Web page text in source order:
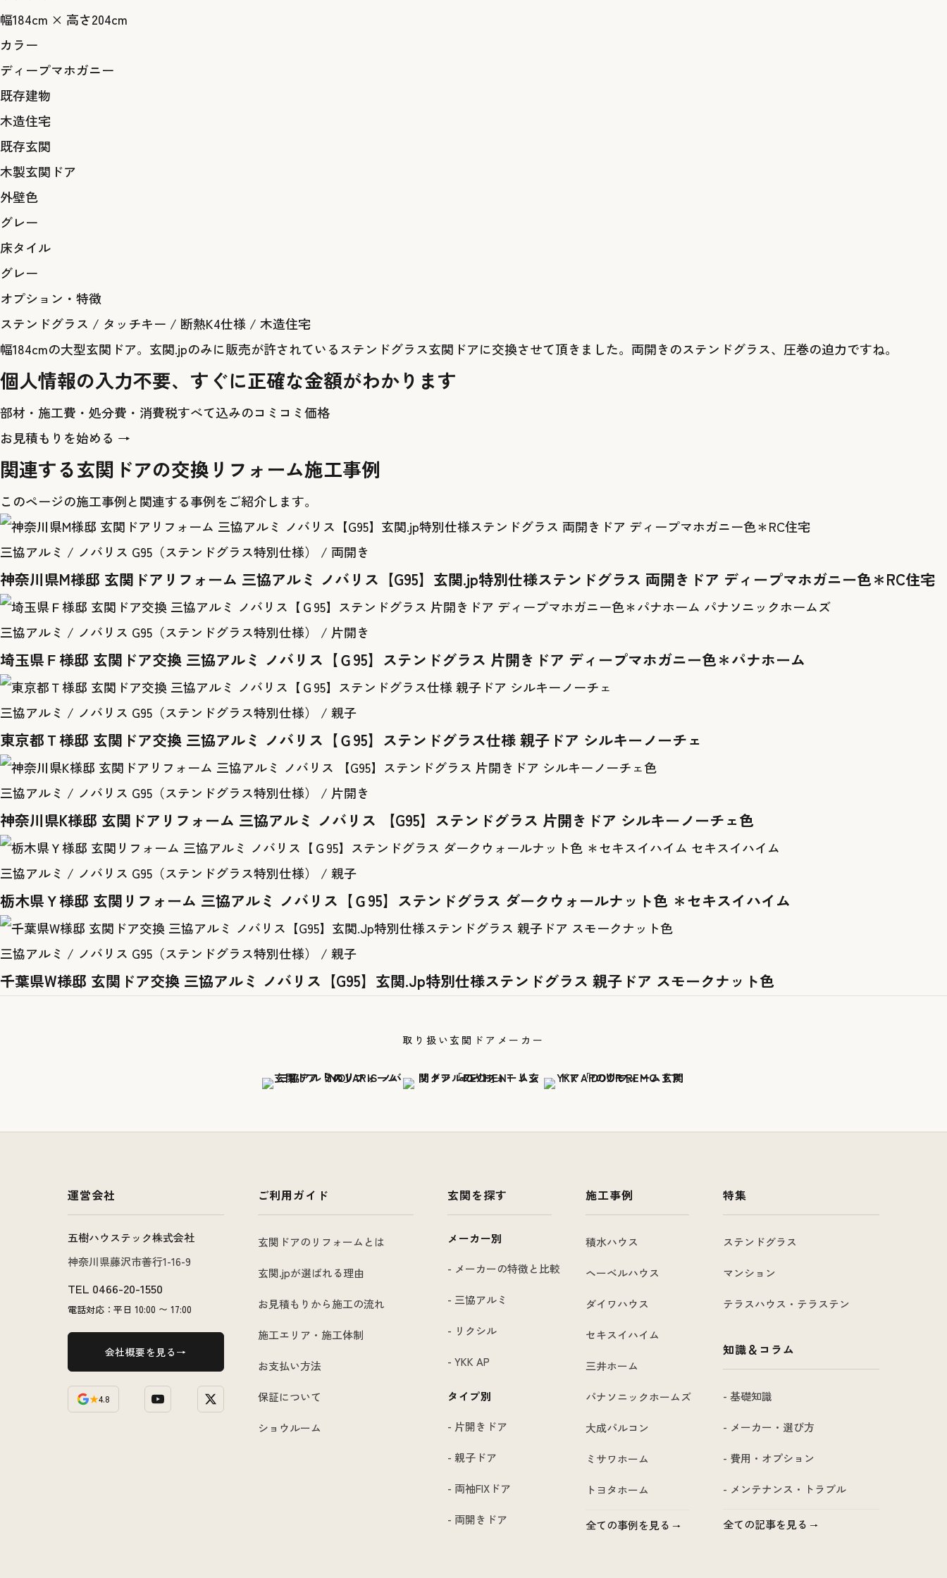
幅184cm × 高さ204cm
カラー
ディープマホガニー
既存建物
木造住宅
既存玄関
木製玄関ドア
外壁色
グレー
床タイル
グレー
オプション・特徴
ステンドグラス / タッチキー / 断熱K4仕様 / 木造住宅
幅184cmの大型玄関ドア。玄関.jpのみに販売が許されているステンドグラス玄関ドアに交換させて頂きました。両開きのステンドグラス、圧巻の迫力ですね。
個人情報の入力不要、すぐに正確な金額がわかります
部材・施工費・処分費・消費税すべて込みのコミコミ価格
お見積もりを始める →
関連する玄関ドアの交換リフォーム施工事例
このページの施工事例と関連する事例をご紹介します。
三協アルミ / ノバリス G95（ステンドグラス特別仕様） / 両開き
神奈川県M様邸 玄関ドアリフォーム 三協アルミ ノバリス【G95】玄関.jp特別仕様ステンドグラス 両開きドア ディープマホガニー色＊RC住宅
パナソニックホームズ
三協アルミ / ノバリス G95（ステンドグラス特別仕様） / 片開き
埼玉県Ｆ様邸 玄関ドア交換 三協アルミ ノバリス【Ｇ95】ステンドグラス 片開きドア ディープマホガニー色＊パナホーム
三協アルミ / ノバリス G95（ステンドグラス特別仕様） / 親子
東京都Ｔ様邸 玄関ドア交換 三協アルミ ノバリス【Ｇ95】ステンドグラス仕様 親子ドア シルキーノーチェ
三協アルミ / ノバリス G95（ステンドグラス特別仕様） / 片開き
神奈川県K様邸 玄関ドアリフォーム 三協アルミ ノバリス 【G95】ステンドグラス 片開きドア シルキーノーチェ色
セキスイハイム
三協アルミ / ノバリス G95（ステンドグラス特別仕様） / 親子
栃木県Ｙ様邸 玄関リフォーム 三協アルミ ノバリス【Ｇ95】ステンドグラス ダークウォールナット色 ＊セキスイハイム
三協アルミ / ノバリス G95（ステンドグラス特別仕様） / 親子
千葉県W様邸 玄関ドア交換 三協アルミ ノバリス【G95】玄関.Jp特別仕様ステンドグラス 親子ドア スモークナット色
取り扱い玄関ドアメーカー
運営会社
五樹ハウステック株式会社
神奈川県藤沢市善行1-16-9
TEL 0466-20-1550
電話対応：平日 10:00 〜 17:00
会社概要を見る
★4.8
ご利用ガイド
玄関ドアのリフォームとは
玄関.jpが選ばれる理由
お見積もりから施工の流れ
施工エリア・施工体制
お支払い方法
保証について
ショウルーム
玄関を探す
メーカー別
- メーカーの特徴と比較
- 三協アルミ
- リクシル
- YKK AP
タイプ別
- 片開きドア
- 親子ドア
- 両袖FIXドア
- 両開きドア
施工事例
積水ハウス
ヘーベルハウス
ダイワハウス
セキスイハイム
三井ホーム
パナソニックホームズ
大成パルコン
ミサワホーム
トヨタホーム
全ての事例を見る
特集
ステンドグラス
マンション
テラスハウス・テラステン
知識＆コラム
- 基礎知識
- メーカー・選び方
- 費用・オプション
- メンテナンス・トラブル
全ての記事を見る